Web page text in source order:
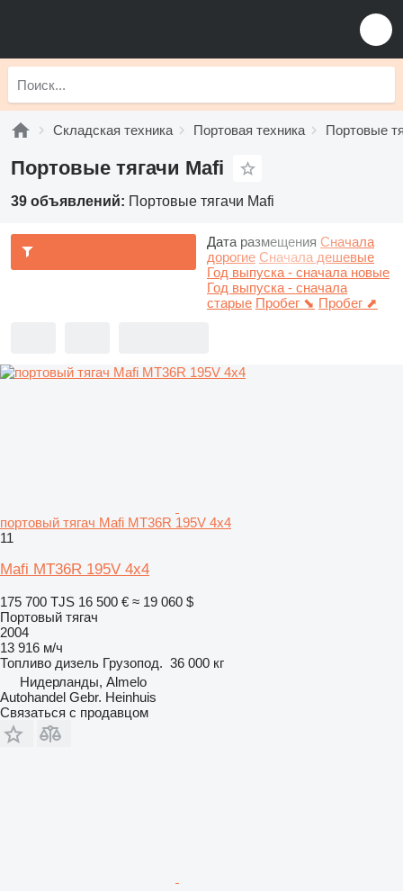
Складская техника Портовая техника Портовые
Портовые тягачи Mafi
39 объявлений: Портовые тягачи Mafi
Дата размещения Сначала
дорогие Сначала дешевые
Год выпуска - сначала новые
Год выпуска - сначала
старые Пробег ⬊ Пробег ⬈
портовый тягач Mafi MT36R 195V 4x4
11
Mafi MT36R 195V 4x4
175 700 TJS 16 500 € ≈ 19 060 $
Портовый тягач
2004
13 916 м/ч
Топливо дизель Грузопод. 36 000 кг
Нидерланды, Almelo
Autohandel Gebr. Heinhuis
Связаться с продавцом